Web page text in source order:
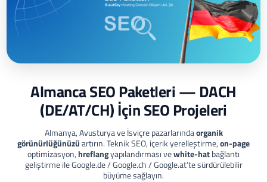
Almanca SEO Paketleri — DACH
(DE/AT/CH) İçin SEO Projeleri
Almanya, Avusturya ve İsviçre pazarlarındaorganik
görünürlüğünüzüartırın. Teknik SEO, içerik yerelleştirme,on-page
optimizasyon,hreflangyapılandırması vewhite-hatbağlantı
geliştirme ile Google.de / Google.ch / Google.at’te sürdürülebilir
büyüme sağlayın.